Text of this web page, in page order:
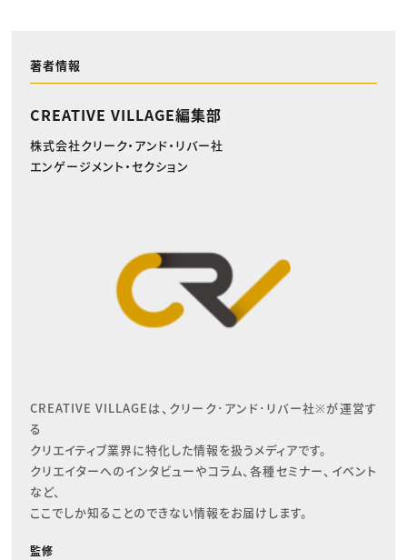
著者情報
CREATIVE VILLAGE編集部
株式会社クリーク・アンド・リバー社
エンゲージメント・セクション
CREATIVE VILLAGEは、クリーク･アンド･リバー社※が運営す
る
クリエイティブ業界に特化した情報を扱うメディアです。
クリエイターへのインタビューやコラム、各種セミナー、イベント
など、
ここでしか知ることのできない情報をお届けします。
監修